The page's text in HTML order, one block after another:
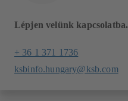
Lépjen velünk kapcsolatba.
+ 36 1 371 1736
ksbinfo.hungary@ksb.com